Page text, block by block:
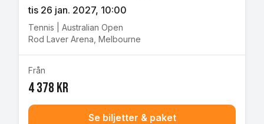
tis 26 jan. 2027, 10:00
Tennis
Australian Open
Rod Laver Arena Melbourne
Från
4 378 kr
Se biljetter & paket